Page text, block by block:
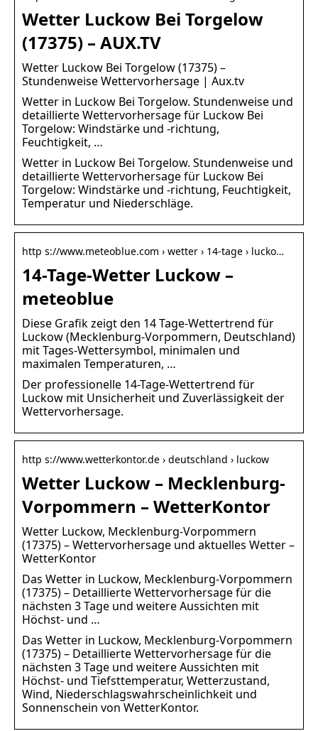
Wetter Luckow Bei Torgelow
(17375) – AUX.TV
Wetter Luckow Bei Torgelow (17375) –
Stundenweise Wettervorhersage | Aux.tv
Wetter in Luckow Bei Torgelow. Stundenweise und
detaillierte Wettervorhersage für Luckow Bei
Torgelow: Windstärke und -richtung,
Feuchtigkeit, …
Wetter in Luckow Bei Torgelow. Stundenweise und
detaillierte Wettervorhersage für Luckow Bei
Torgelow: Windstärke und -richtung, Feuchtigkeit,
Temperatur und Niederschläge.
http s://www.meteoblue.com › wetter › 14-tage › lucko…
14-Tage-Wetter Luckow –
meteoblue
Diese Grafik zeigt den 14 Tage-Wettertrend für
Luckow (Mecklenburg-Vorpommern, Deutschland)
mit Tages-Wettersymbol, minimalen und
maximalen Temperaturen, …
Der professionelle 14-Tage-Wettertrend für
Luckow mit Unsicherheit und Zuverlässigkeit der
Wettervorhersage.
http s://www.wetterkontor.de › deutschland › luckow
Wetter Luckow – Mecklenburg-
Vorpommern – WetterKontor
Wetter Luckow, Mecklenburg-Vorpommern
(17375) – Wettervorhersage und aktuelles Wetter –
WetterKontor
Das Wetter in Luckow, Mecklenburg-Vorpommern
(17375) – Detaillierte Wettervorhersage für die
nächsten 3 Tage und weitere Aussichten mit
Höchst- und …
Das Wetter in Luckow, Mecklenburg-Vorpommern
(17375) – Detaillierte Wettervorhersage für die
nächsten 3 Tage und weitere Aussichten mit
Höchst- und Tiefsttemperatur, Wetterzustand,
Wind, Niederschlagswahrscheinlichkeit und
Sonnenschein von WetterKontor.